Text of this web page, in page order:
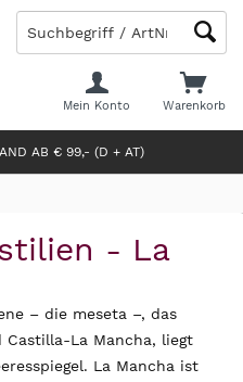
AB € 99,- (D + AT)
Warenkorb
Mein Konto
- La
– die meseta –, das
Castilla-La Mancha, liegt
La Mancha ist